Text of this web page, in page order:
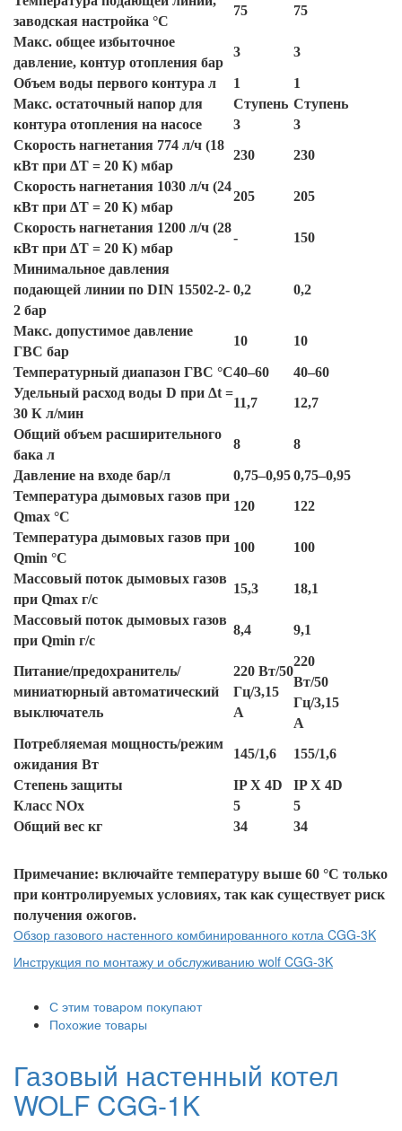
заводская настройка °C
75 75
Макс. общее избыточное
давление, контур отопления бар
3 3
Объем воды первого контура л 1
1
Макс. остаточный напор для
контура отопления на насосе
Ступень
3
Ступень
3
Скорость нагнетания 774 л/ч (18
кВт при ΔT = 20 К) мбар
230 230
Скорость нагнетания 1030 л/ч (24
кВт при ΔT = 20 К) мбар
205 205
Скорость нагнетания 1200 л/ч (28
кВт при ΔT = 20 К) мбар
- 150
Минимальное давления
подающей линии по DIN 15502-2-
2 бар
0,2 0,2
Макс. допустимое давление
ГВС бар
10 10
Температурный диапазон ГВС °C40–60
40–60
Удельный расход воды D при Δt =
30 К л/мин
11,7 12,7
Общий объем расширительного
бака л
8 8
Давление на входе бар/л 0,75–0,950,75–0,95
Температура дымовых газов при
Qmax °C
120 122
Температура дымовых газов при
Qmin °C
100 100
Массовый поток дымовых газов
при Qmax г/с
15,3 18,1
Массовый поток дымовых газов
при Qmin г/с
8,4 9,1
Питание/предохранитель/
миниатюрный автоматический
выключатель
220 Вт/50
Гц/3,15
А
220
Вт/50
Гц/3,15
А
Потребляемая мощность/режим
ожидания Вт
145/1,6 155/1,6
Степень защиты IP X 4D
IP X 4D
Класс NOx
5
5
Общий вес кг
34 34
Примечание: включайте температуру выше 60 °С только
при контролируемых условиях, так как существует риск
получения ожогов.
Обзор газового настенного комбинированного котла CGG-3K
Инструкция по монтажу и обслуживанию wolf CGG-3K
С этим товаром покупают
Похожие товары
Газовый настенный котел
WOLF CGG-1K